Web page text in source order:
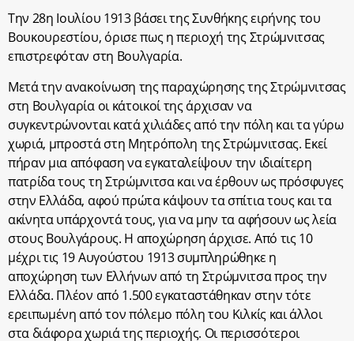
Την 28η Ιουλίου 1913 βάσει της Συνθήκης ειρήνης του
Βουκουρεστίου, όρισε πως η περιοχή της Στρώμνιτσας
επιστρεφόταν στη Βουλγαρία.
Μετά την ανακοίνωση της παραχώρησης της Στρώμνιτσας
στη Βουλγαρία οι κάτοικοί της άρχισαν να
συγκεντρώνονται κατά χιλιάδες από την πόλη και τα γύρω
χωριά, μπροστά στη Μητρόπολη της Στρώμνιτσας. Εκεί
πήραν μια απόφαση να εγκαταλείψουν την ιδιαίτερη
πατρίδα τους τη Στρώμνιτσα και να έρθουν ως πρόσφυγες
στην Ελλάδα, αφού πρώτα κάψουν τα σπίτια τους και τα
ακίνητα υπάρχοντά τους, για να μην τα αφήσουν ως λεία
στους Βουλγάρους. Η αποχώρηση άρχισε. Από τις 10
μέχρι τις 19 Αυγούστου 1913 συμπληρώθηκε η
αποχώρηση των Ελλήνων από τη Στρώμνιτσα προς την
Ελλάδα. Πλέον από 1.500 εγκαταστάθηκαν στην τότε
ερειπωμένη από τον πόλεμο πόλη του Κιλκίς και άλλοι
στα διάφορα χωριά της περιοχής. Οι περισσότεροι